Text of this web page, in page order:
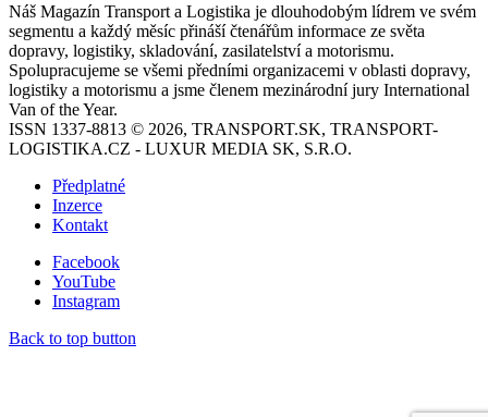
Náš Magazín Transport a Logistika je dlouhodobým lídrem ve svém
segmentu a každý měsíc přináší čtenářům informace ze světa
dopravy, logistiky, skladování, zasilatelství a motorismu.
Spolupracujeme se všemi předními organizacemi v oblasti dopravy,
logistiky a motorismu a jsme členem mezinárodní jury International
Van of the Year.
ISSN 1337-8813 © 2026, TRANSPORT.SK, TRANSPORT-
LOGISTIKA.CZ - LUXUR MEDIA SK, S.R.O.
Předplatné
Inzerce
Kontakt
Facebook
YouTube
Instagram
Back to top button